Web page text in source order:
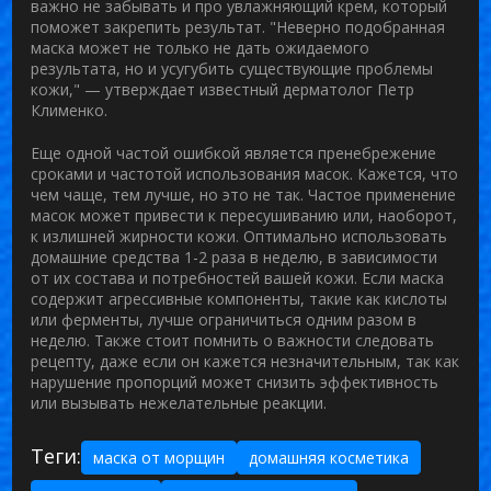
важно не забывать и про увлажняющий крем, который
поможет закрепить результат. "Неверно подобранная
маска может не только не дать ожидаемого
результата, но и усугубить существующие проблемы
кожи," — утверждает известный дерматолог Петр
Клименко.
Еще одной частой ошибкой является пренебрежение
сроками и частотой использования масок. Кажется, что
чем чаще, тем лучше, но это не так. Частое применение
масок может привести к пересушиванию или, наоборот,
к излишней жирности кожи. Оптимально использовать
домашние средства 1-2 раза в неделю, в зависимости
от их состава и потребностей вашей кожи. Если маска
содержит агрессивные компоненты, такие как кислоты
или ферменты, лучше ограничиться одним разом в
неделю. Также стоит помнить о важности следовать
рецепту, даже если он кажется незначительным, так как
нарушение пропорций может снизить эффективность
или вызывать нежелательные реакции.
Теги: маска от морщин
домашняя косметика